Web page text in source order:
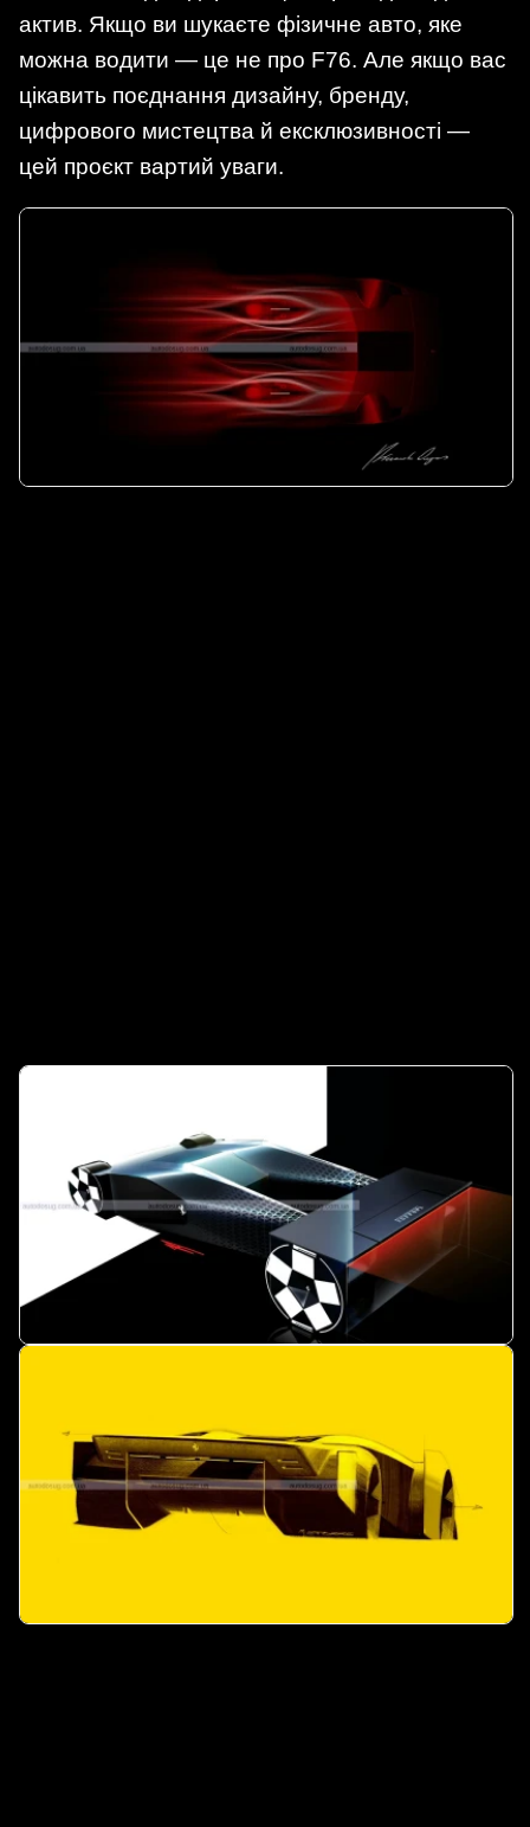
актив. Якщо ви шукаєте фізичне авто, яке
можна водити — це не про F76. Але якщо вас
цікавить поєднання дизайну, бренду,
цифрового мистецтва й ексклюзивності —
цей проєкт вартий уваги.